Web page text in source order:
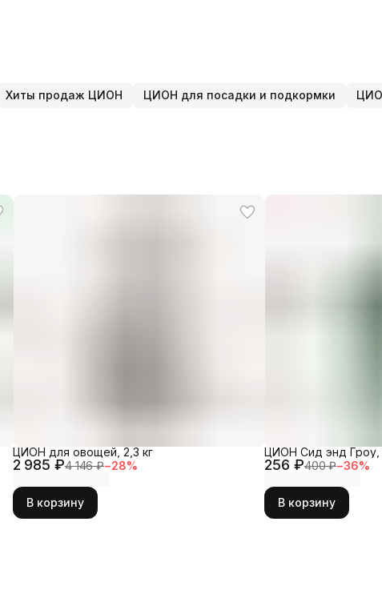
Хиты продаж ЦИОН ЦИОН для посадки и подкормки
2 985 ₽4 146 ₽−28%
ЦИОН для овощей, 2,3 кг
В корзину
256 ₽400 ₽−36%
ЦИОН Сид энд Гроу,
В корзину